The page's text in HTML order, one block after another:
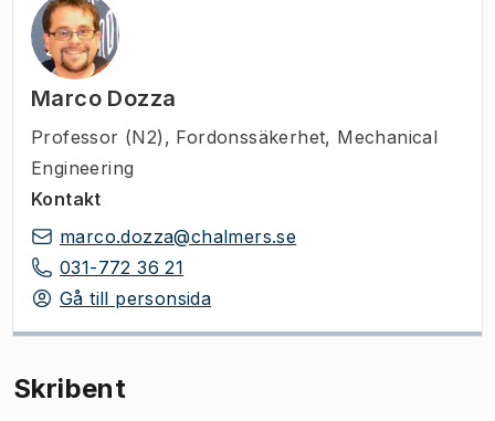
Marco Dozza
Professor (N2) , Fordonssäkerhet, Mechanical
Engineering
Kontakt
marco.dozza@chalmers.se
031-772 36 21
Gå till personsida
Skribent